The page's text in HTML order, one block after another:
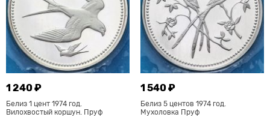
1 240 ₽
Белиз 1 цент 1974 год.
Вилохвостый коршун. Пруф
1 540 ₽
Белиз 5 центов 1974 год.
Мухоловка Пруф